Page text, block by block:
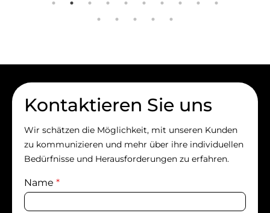
Kontaktieren Sie uns
Wir schätzen die Möglichkeit, mit unseren Kunden
zu kommunizieren und mehr über ihre individuellen
Bedürfnisse und Herausforderungen zu erfahren.
Name *